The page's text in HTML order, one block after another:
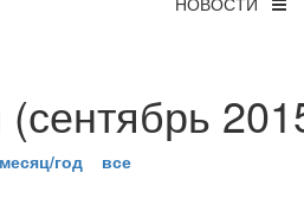
месяц/год
все